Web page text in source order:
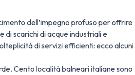
dell’impegno profuso per offrire
di scarichi di acque industriali e
di servizi efficienti: ecco alcuni
Cento località balneari italiane sono